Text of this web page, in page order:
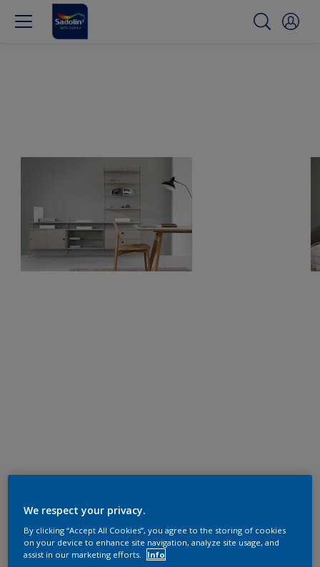
We respect your privacy.
By clicking “Accept All Cookies”, you agree to the storing of cookies
on your device to enhance site navigation, analyze site usage, and
assist in our marketing efforts.
Info